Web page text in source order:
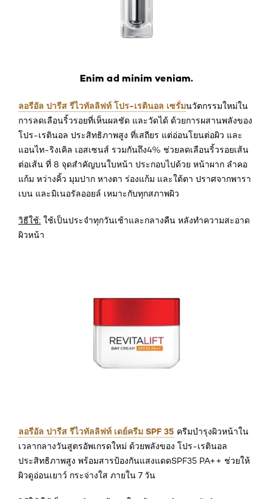
Enim ad minim veniam.
ลอรีอัล ปารีส รีไวทัลลิฟท์ โปร-เรตินอล เซรั่มนวัตกรรมใหม่ใน
การลดเลือนริ้วรอยที่เห็นผลชัด และวัดได้ ด้วยการผสานพลังของ
โปร-เรตินอล ประสิทธิภาพสูง ที่เสถียร แต่อ่อนโยนต่อผิว และ
แอนไท-ริงเคิล เอสเซนส์ รวมกันถึง4% ช่วยลดเลือนริ้วรอยเส้น
ต่อเส้น ที่ 8 จุดสำคัญบนใบหน้า ประกอบไปด้วย หน้าผาก ลำคอ
แก้ม หว่างคิ้ว มุมปาก หางตา ร่องแก้ม และใต้ตา ปราศจากพารา
เบน และมิเนอรัลออยล์ เหมาะกับทุกสภาพผิว
วิธีใช้: ใช้เป็นประจำทุกวันเช้าและกลางคืน หลังทำความสะอาด
ผิวหน้า
ลอรีอัล ปารีส รีไวทัลลิฟท์ เดย์ครีม SPF 35 ครีมบำรุงผิวหน้าใน
เวลากลางวันสูตรอัพเกรดใหม่ ด้วยพลังของ โปร-เรตินอล
ประสิทธิภาพสูง พร้อมสารป้องกันแสงแดดSPF35 PA++ ช่วยให้
ผิวดูอ่อนเยาว์ กระจ่างใส ภายใน 7 วัน